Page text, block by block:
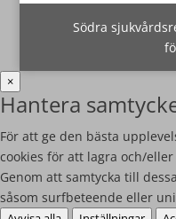
Södra
×
Hantera
För att ge den bästa
cookies för att lagra och/
Genom att samtycka till
såsom surfbeteende eller